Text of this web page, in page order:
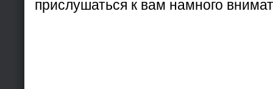
прислушаться к вам намного